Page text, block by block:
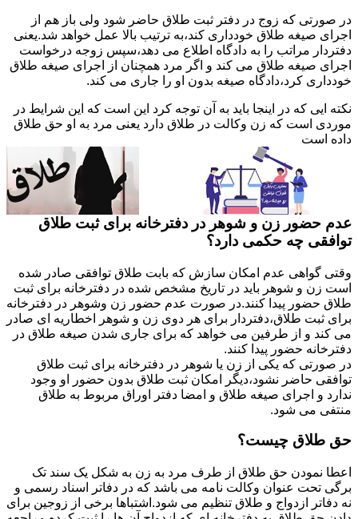
در صورتی که زوج در دفتر ثبت طلاق حاضر شود ولی باز هم از
اجرای صیغه طلاق خودداری کند،به ترتیب بالا عمل خواهد شد.یعنی
دفتردار مراتب را به دادگاه اطلاع می دهد،سپس زوجه درخواست
اجرای صیغه طلاق می کند و اگر مرد همچنان از اجرای صیغه طلاق
خودداری کرد،دادگاه صیغه بدون او را جاری می کند.
نکته ایی که در اینجا باید به آن توجه کرد این است که این شرایط در
موردی است که زن وکالت در طلاق دارد یعنی مرد به او حق طلاق
داده است
عدم حضور زن و شوهر در دفترخانه برای ثبت طلاق
توافقی چه حکمی دارد؟
وقتی گواهی عدم امکان سازش که بابت طلاق توافقی صادر شده
است زن و شوهر باید در تاریخ مشخص شده در دفترخانه برای ثبت
طلاق حضور پیدا کنند.در صورت عدم حضور زن وشوهر در دفترخانه
برای ثبت طلاق،دفتردار برای هر دوی زن و شوهر اخطاریه ای صادر
می کند و از طرفین می خواهد که برای جاری شدن صیغه طلاق در
دفترخانه حضور پیدا کنند.
در صورتی که یکی از زن یا شوهر در دفترخانه برای ثبت طلاق
توافقی حاضر نشود،دیگر امکان ثبت طلاق بدون حضور او وجود
ندارد و اجرای صیغه طلاق و امضا دفتر اوراق مربوط به طلاق
منتفی می شود.
حق طلاق چیست؟
اعطا نمودن حق طلاق از طرف مرد به زن به شکل یک سند تک
برگی تحت عنوان وکالت نامه می باشد که در دفاتر اسناد رسمی و
نه دفاتر ازدواج و طلاق تنظیم می شود.اشتباها برخی از زوجین برای